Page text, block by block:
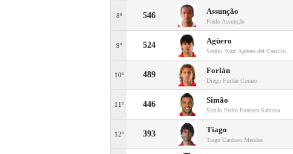
8º 546 Assunção
Paulo Assunção
9º 524 Agüero
Sergio 'Kun' Agüero del Castillo
10º 489 Forlán
Diego Forlán Corazo
11º 446 Simão
Simão Pedro Fonseca Sabrosa
12º 393 Tiago
Tiago Cardoso Mendes